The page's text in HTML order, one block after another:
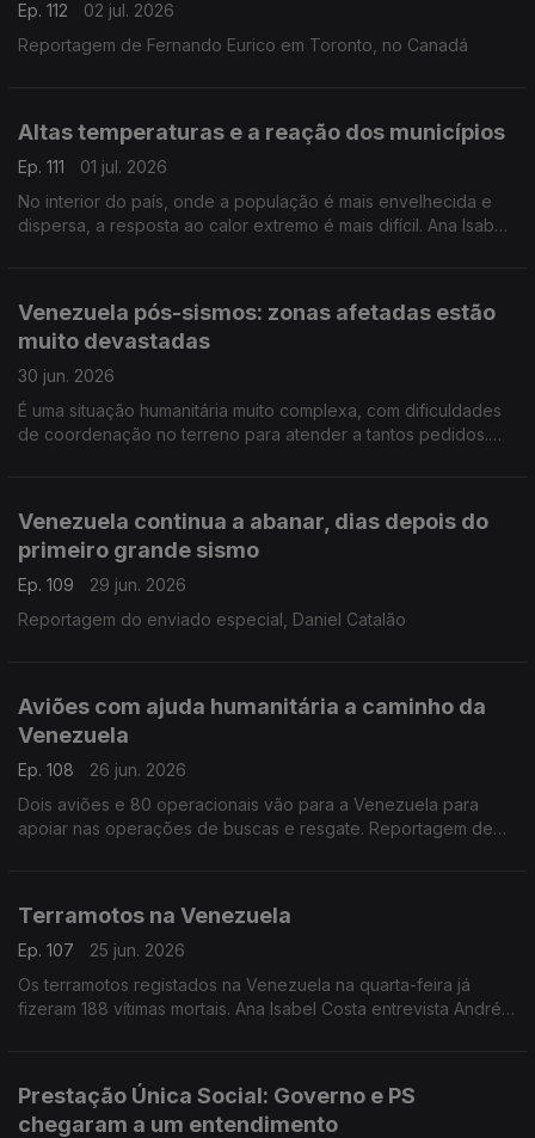
Ep. 112
02 jul. 2026
Reportagem de Fernando Eurico em Toronto, no Canadá
Altas temperaturas e a reação dos municípios
Ep. 111
01 jul. 2026
No interior do país, onde a população é mais envelhecida e
dispersa, a resposta ao calor extremo é mais difícil. Ana Isabel
Venezuela pós-sismos: zonas afetadas estão
muito devastadas
30 jun. 2026
É uma situação humanitária muito complexa, com dificuldades
de coordenação no terreno para atender a tantos pedidos.
Venezuela continua a abanar, dias depois do
primeiro grande sismo
Ep. 109
29 jun. 2026
Reportagem do enviado especial, Daniel Catalão
Aviões com ajuda humanitária a caminho da
Venezuela
Ep. 108
26 jun. 2026
Dois aviões e 80 operacionais vão para a Venezuela para
apoiar nas operações de buscas e resgate. Reportagem de
Terramotos na Venezuela
Ep. 107
25 jun. 2026
Os terramotos registados na Venezuela na quarta-feira já
fizeram 188 vítimas mortais. Ana Isabel Costa entrevista André
Prestação Única Social: Governo e PS
chegaram a um entendimento